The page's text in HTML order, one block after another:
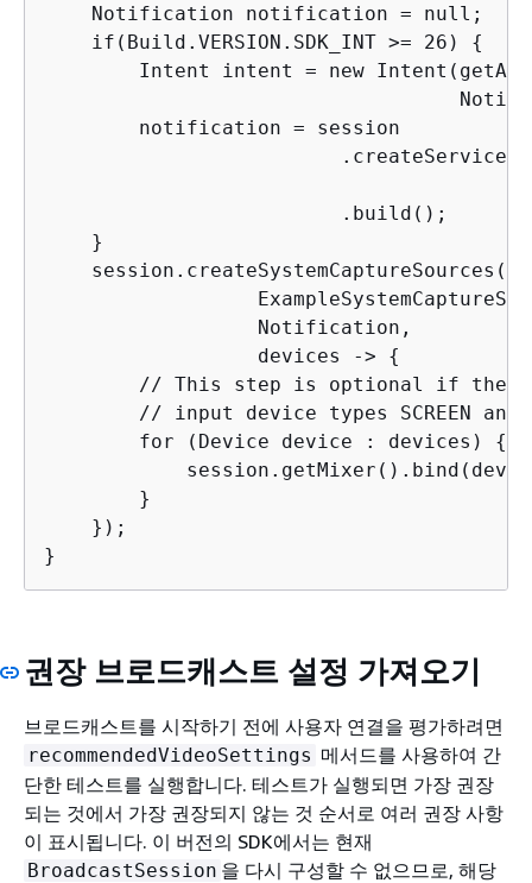
    Notification notification = null;
    if(Build.VERSION.SDK_INT >= 26)
{
Intent intent = new
        notification = session
                         .build();
    }
                  Notification,
                  devices ->
{
// This step is optional if the
// input device types SCREEN and
        for (Device device : devices)
{
        }
    });
}
권장 브로드캐스트 설정 가져오기
브로드캐스트를 시작하기 전에 사용자 연결을 평가하려면
recommendedVideoSettings 메서드를 사용하여 간
단한 테스트를 실행합니다. 테스트가 실행되면 가장 권장
되는 것에서 가장 권장되지 않는 것 순서로 여러 권장 사항
이 표시됩니다. 이 버전의 SDK에서는 현재
BroadcastSession 을 다시 구성할 수 없으므로, 해당